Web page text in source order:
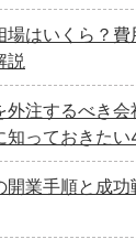
テゴリーに投
てください
務管理
務経理
場はいくら？
説
外注するべき
知っておきた
開業手順と成